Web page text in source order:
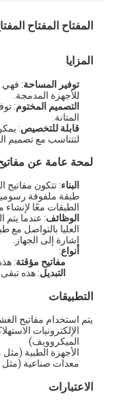
المفتاح المفتاح
المزايا
توفير المساحة: فهي
للأجهزة المدمجة.
التصميم المختوم:
المتانة.
قابلة للتخصيص:
لتتناسب مع تصميم
لمحة عامة عن
البناء: تتكون مفاتيح
طبقة ملفوفة
الطبقات معًا لإنشاء
الوظائف: عندما
العليا بالتواصل مع
إشارة إلى الجهاز.
أنواع:
مفاتيح مؤقتة:
التبديل: هذه
التطبيقات
يتم استخدام مفاتيح
الإلكترونيات
الميكروويف)
الأجهزة الطبية
معدات صناعية (مثل
الاعتبارات